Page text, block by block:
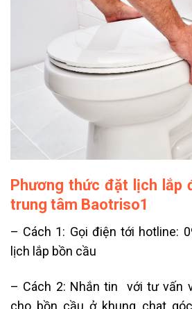
Phương thức đặt lịch lắp
trung tâm Baotriso1
– Cách 1: Gọi điện tới hotline:
lịch lắp bồn cầu
– Cách 2: Nhắn tin với tư vấn